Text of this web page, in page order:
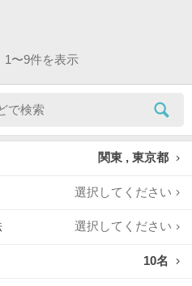
〜9件を表示
関東 , 東京都
選択してください
選択してください
10名